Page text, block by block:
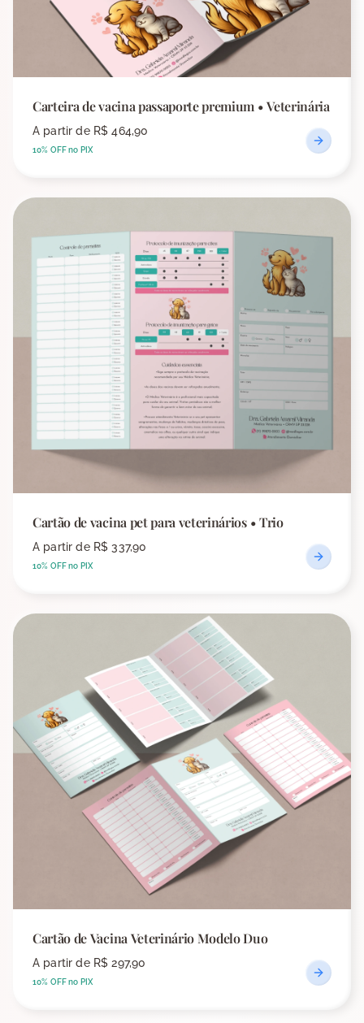
Carteira de vacina passaporte premium • Veterinária
A partir de R$ 464,90
10% OFF no PIX
Cartão de vacina pet para veterinários • Trio
A partir de R$ 337,90
10% OFF no PIX
Cartão de Vacina Veterinário Modelo Duo
A partir de R$ 297,90
10% OFF no PIX